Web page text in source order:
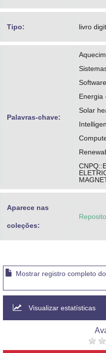
Tipo: livro
Palavras-chave:
Software
Energia
Solar
Aparece nas
coleções:
Mostrar registro completo
Visualizar estatísticas